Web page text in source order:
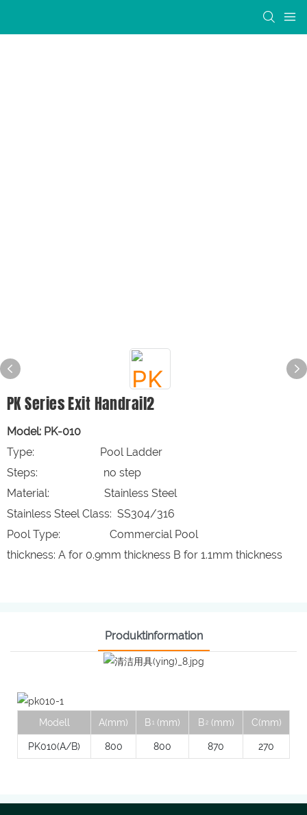
PK Series Exit Handrail2
Model: PK-010
Type: Pool Ladder
Steps: no step
Material: Stainless Steel
Stainless Steel Class: SS304/316
Pool Type: Commercial Pool
thickness: A for 0.9mm thickness B for 1.1mm thickness
Produktinformation
Modell A(mm) B 1 (mm) B2(mm) C(mm)
PK010(A/B) 800 800 870 270